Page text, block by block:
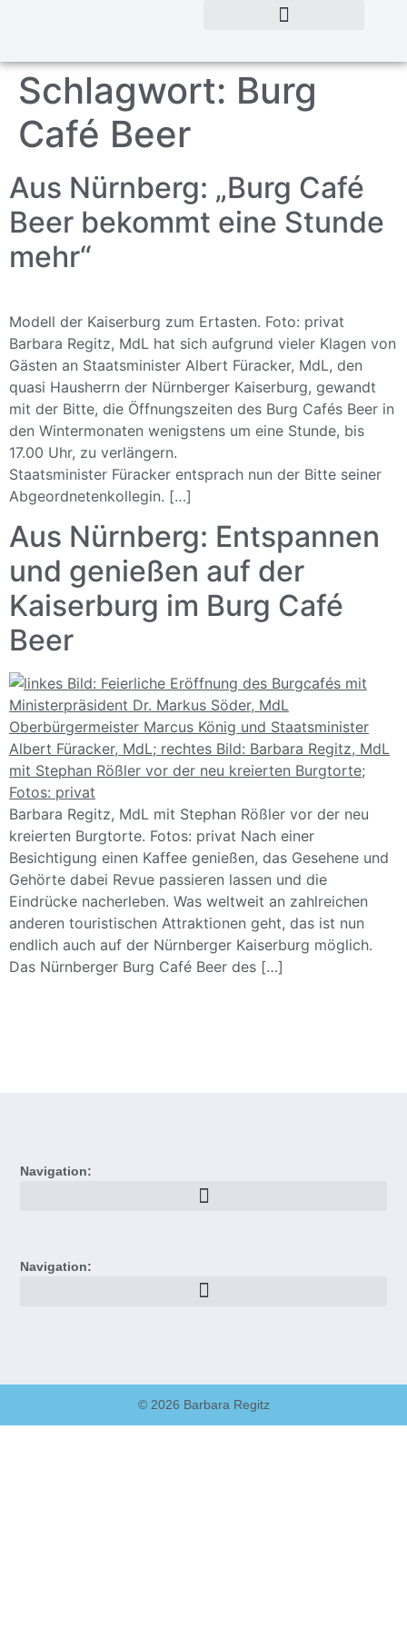
Schlagwort: Burg
Café Beer
Aus Nürnberg: „Burg Café
Beer bekommt eine Stunde
mehr“
Modell der Kaiserburg zum Ertasten. Foto: privat
Barbara Regitz, MdL hat sich aufgrund vieler Klagen von
Gästen an Staatsminister Albert Füracker, MdL, den
quasi Hausherrn der Nürnberger Kaiserburg, gewandt
mit der Bitte, die Öffnungszeiten des Burg Cafés Beer in
den Wintermonaten wenigstens um eine Stunde, bis
17.00 Uhr, zu verlängern.
Staatsminister Füracker entsprach nun der Bitte seiner
Abgeordnetenkollegin. […]
Aus Nürnberg: Entspannen
und genießen auf der
Kaiserburg im Burg Café
Beer
Barbara Regitz, MdL mit Stephan Rößler vor der neu
kreierten Burgtorte. Fotos: privat Nach einer
Besichtigung einen Kaffee genießen, das Gesehene und
Gehörte dabei Revue passieren lassen und die
Eindrücke nacherleben. Was weltweit an zahlreichen
anderen touristischen Attraktionen geht, das ist nun
endlich auch auf der Nürnberger Kaiserburg möglich.
Das Nürnberger Burg Café Beer des […]
Navigation:
Navigation:
© 2026 Barbara Regitz